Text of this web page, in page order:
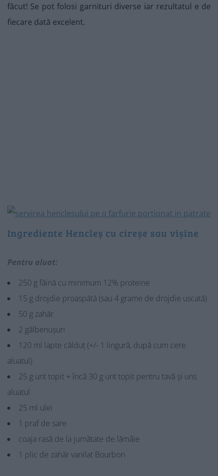
făcut! Se pot folosi garnituri diverse iar rezultatul e de
fiecare dată excelent.
Ingrediente Hencleș cu cireșe sau vișine
Pentru aluat:
250 g făină cu minimum 12% proteine
15 g drojdie proaspătă (sau 4 grame de drojdie uscată)
50 g zahăr
2 gălbenușuri
120 ml lapte călduț (+/- 1 lingură, după cum cere
aluatul)
25 g unt topit + încă 30 g unt topit pentru tavă și uns
aluatul
25 ml ulei
1 praf de sare
coaja rasă de la jumătate de lămâie
1 plic de zahăr vanilat Bourbon